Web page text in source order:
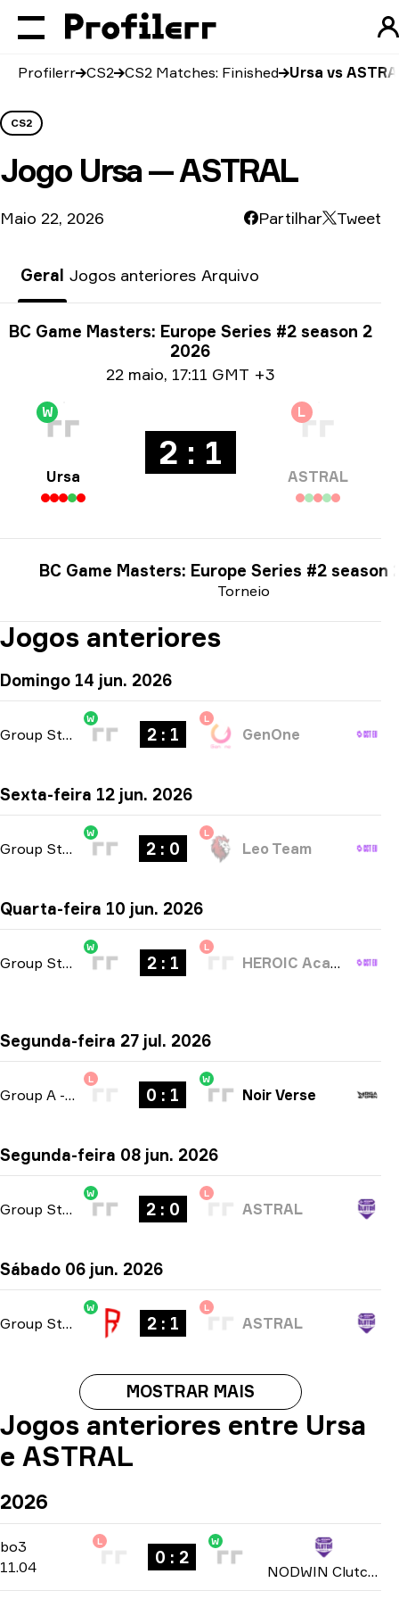
Profilerr CS2 CS2 Matches: Finished Ursa vs
CS2
Jogo Ursa — ASTRAL
Maio 22, 2026 Partilhar Tweet
Geral Jogos anteriores Arquivo
Informações sobre o torneio
BC Game Masters: Europe Series #2 season 2
2026
22 maio, 17:11 GMT +3
W
Ursa
2 : 1
L
ASTRAL
Torneio
BC Game Masters: Europe Series #2 season
Jogos anteriores
Domingo 14 jun. 2026
Group Stage -bo3
W
2 : 1
L
GenOne
Sexta-feira 12 jun. 2026
Group Stage -bo3
W
2 : 0
L
Leo Team
Quarta-feira 10 jun. 2026
Group Stage -bo3
W
2 : 1
L
HEROIC Academy
Segunda-feira 27 jul. 2026
Group A - bo1
L
0 : 1
W
Noir Verse
Segunda-feira 08 jun. 2026
Group Stage -bo3
W
2 : 0
L
ASTRAL
Sábado 06 jun. 2026
Group Stage bo3
W
2 : 1
L
ASTRAL
MOSTRAR MAIS
Jogos anteriores entre Ursa
e ASTRAL
2026
bo3 Play-In Group D
bo3
11.04
L
0 : 2
W
NODWIN Clutch Series: Season 7 2026